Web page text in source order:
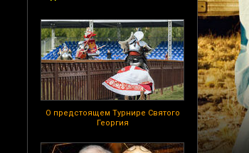
О предстоящем Турнире Святого
Георгия